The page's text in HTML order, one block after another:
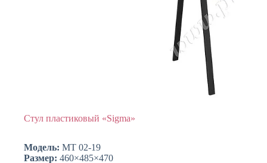
Стул пластиковый «Sigma»
Модель: МТ 02-19
Размер: 460×485×470